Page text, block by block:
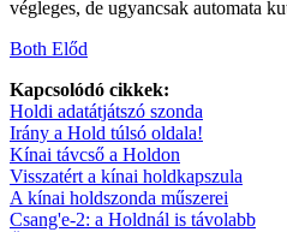
végleges, de ugyancsak automata
Both Előd
Kapcsolódó cikkek:
Holdi adatátjátszó szonda
Irány a Hold túlsó oldala!
Kínai távcső a Holdon
Visszatért a kínai holdkapszula
A kínai holdszonda műszerei
Csang'e-2: a Holdnál is távolabb